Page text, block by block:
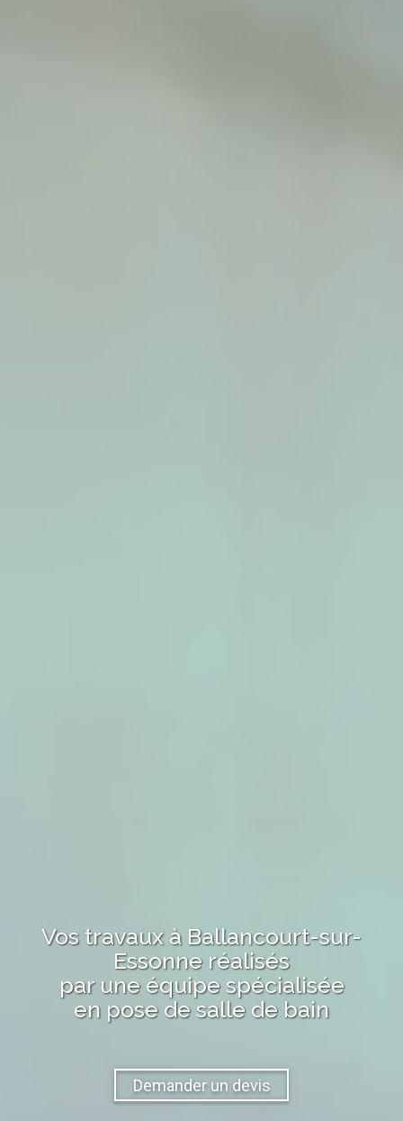
Vos travaux à Ballancourt-sur-
Essonneréalisés
par une équipe spécialisée
en pose de salle de bain
Demander un devis